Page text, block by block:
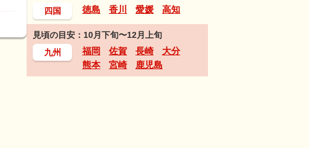
四国
徳島 香川 愛媛 高知
見頃の目安：10月下旬〜12月上旬
九州
福岡 佐賀 長崎
大分
熊本
宮崎 鹿児島